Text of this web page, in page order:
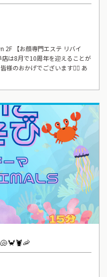
2F 【お顔専門エステ リバイ
は8月で10周年を迎えることが
様のおかげでございます🙇‍♀️ あ